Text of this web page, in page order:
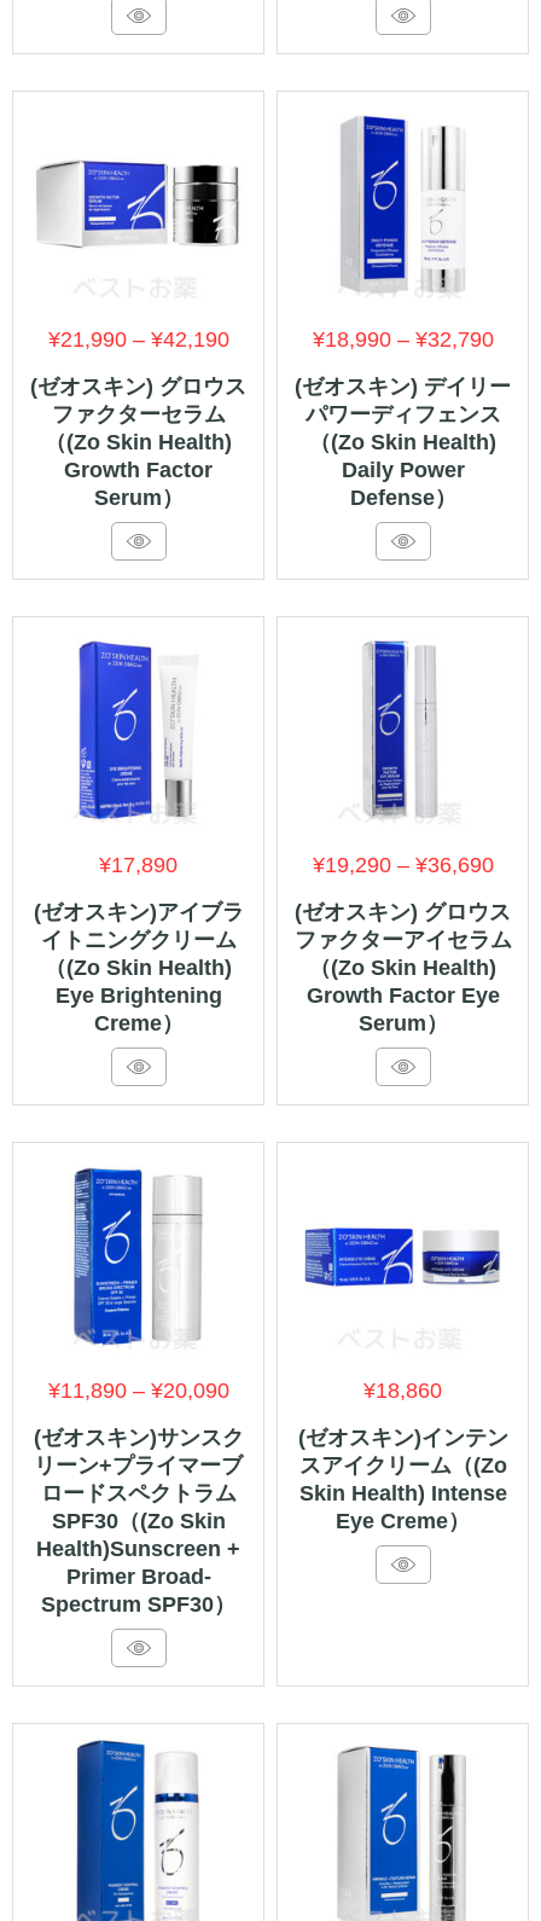
(ゼオスキン) グロウス
ファクターセラム
（(Zo Skin Health)
Growth Factor
Serum）
¥21,990 –¥42,190価
格
¥21,990
(ゼオスキン) デイリー
パワーディフェンス
（(Zo Skin Health)
Daily Power
Defense）
¥18,990 –¥32,790価
格
帯:
(ゼオスキン)アイブラ
イトニングクリーム
（(Zo Skin Health)
Eye Brightening
Creme）
¥17,890
(ゼオスキン) グロウス
ファクターアイセラム
（(Zo Skin Health)
Growth Factor Eye
Serum）
¥19,290 –¥36,690価
格
帯:
(ゼオスキン)サンスク
リーン+プライマーブ
ロードスペクトラム
SPF30（(Zo Skin
Health)Sunscreen +
Primer Broad-
Spectrum SPF30）
¥11,890 –¥20,090価
格
帯:
¥11,890
–
(ゼオスキン)インテン
スアイクリーム（(Zo
Skin Health) Intense
Eye Creme）
¥18,860